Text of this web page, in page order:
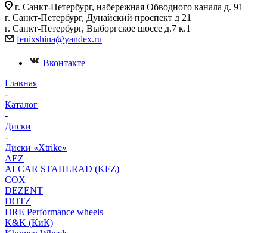
г. Санкт-Петербург, набережная Обводного канала д. 91
г. Санкт-Петербург, Дунайский проспект д 21
г. Санкт-Петербург, Выборгское шоссе д.7 к.1
fenixshina@yandex.ru
Вконтакте
Главная
-
Каталог
-
Диски
-
Диски «Xtrike»
AEZ
ALCAR STAHLRAD (KFZ)
COX
DEZENT
DOTZ
HRE Performance wheels
K&K (КиК)